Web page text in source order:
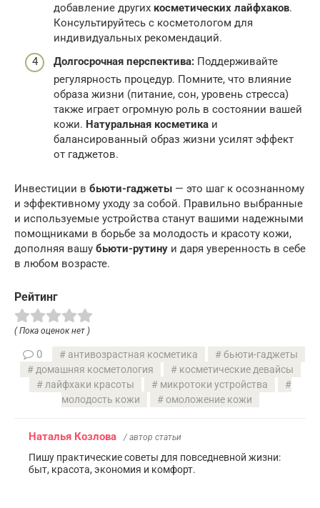
добавление других косметических лайфхаков.
Консультируйтесь с косметологом для
индивидуальных рекомендаций.
Долгосрочная перспектива: Поддерживайте
регулярность процедур. Помните, что влияние
образа жизни (питание, сон, уровень стресса)
также играет огромную роль в состоянии вашей
кожи. Натуральная косметика и
балансированный образ жизни усилят эффект
от гаджетов.
Инвестиции в бьюти-гаджеты — это шаг к осознанному
и эффективному уходу за собой. Правильно выбранные
и используемые устройства станут вашими надежными
помощниками в борьбе за молодость и красоту кожи,
дополняя вашу бьюти-рутину и даря уверенность в себе
в любом возрасте.
Рейтинг
( Пока оценок нет )
0 антивозрастная косметика
бьюти-гаджеты
домашняя косметология
косметические девайсы
лайфхаки красоты
микротоки устройства
молодость кожи
омоложение кожи
Наталья Козлова / автор статьи
Пишу практические советы для повседневной жизни:
быт, красота, экономия и комфорт.